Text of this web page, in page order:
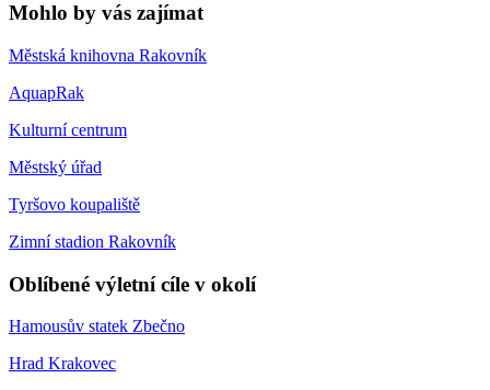
Mohlo by vás zajímat
Městská knihovna Rakovník
AquapRak
Kulturní centrum
Městský úřad
Tyršovo koupaliště
Zimní stadion Rakovník
Oblíbené výletní cíle v okolí
Hamousův statek Zbečno
Hrad Krakovec